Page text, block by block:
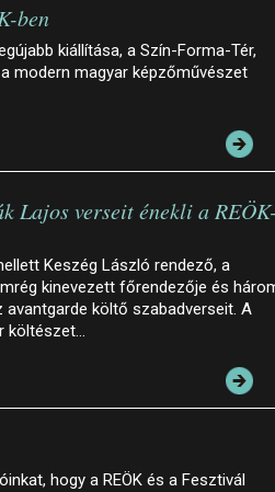
ben
kiállítása, a Szín-Forma-Tér,
modern magyar képzőművészet
Lajos verseit énekli a
Keszég László rendező, a
kinevezett főrendezője és
költő szabadverseit. A
költészet…
hogy a REÖK és a Fesztivál